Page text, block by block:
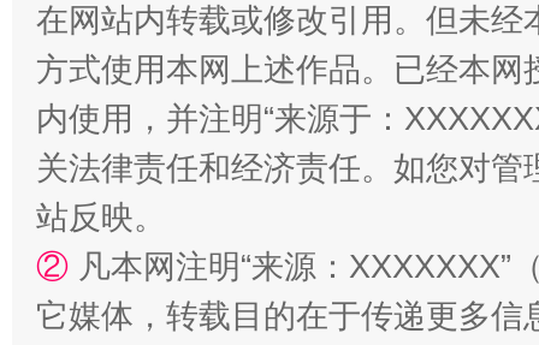
漫山遍野的桃花与雪山、麦地、白藏房 除
在网站内转载或修改引用。但未
方式使用本网上述作品。已经本
内使用，并注明“来源于：
关法律责任和经济责任。如您对
站反映。
② 凡本网注明“来源：
它媒体，转载目的在于传递更多